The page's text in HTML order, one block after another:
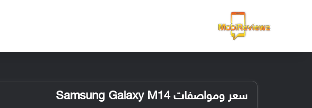
سعر ومواصفات Samsung Galaxy M14